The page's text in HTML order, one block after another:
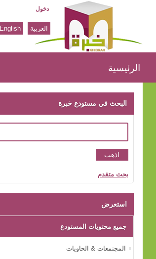
الرئيسية
دخول
العربية English
الرئيسية
البحث في مستودع خبرة
بحث متقدم
استعرض
جميع محتويات المستودع
المجتمعات & الحاويات